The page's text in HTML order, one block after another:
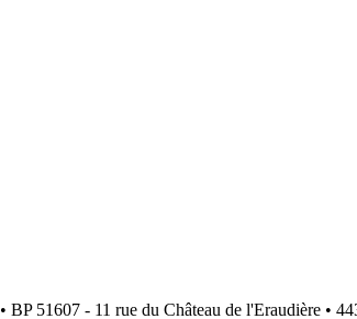
• BP 51607 - 11 rue du Château de l'Eraudière •